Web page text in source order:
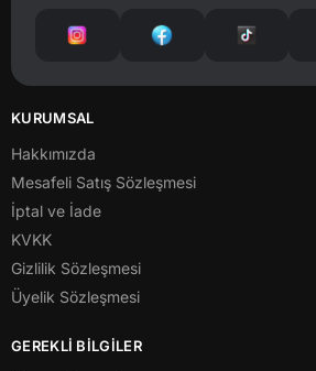
KURUMSAL
Hakkımızda
Mesafeli Satış Sözleşmesi
İptal ve İade
KVKK
Gizlilik Sözleşmesi
Üyelik Sözleşmesi
GEREKLİ BİLGİLER